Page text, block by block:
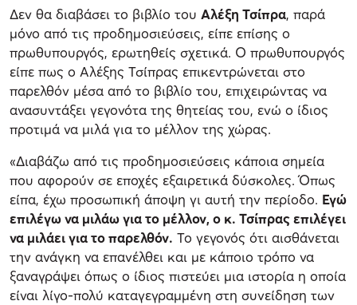
Δεν θα διαβάσει το βιβλίο του Αλέξη Τσίπρα, παρά
μόνο από τις προδημοσιεύσεις, είπε επίσης ο
πρωθυπουργός, ερωτηθείς σχετικά. Ο πρωθυπουργός
είπε πως ο Αλέξης Τσίπρας επικεντρώνεται στο
παρελθόν μέσα από το βιβλίο του, επιχειρώντας να
ανασυντάξει γεγονότα της θητείας του, ενώ ο ίδιος
προτιμά να μιλά για το μέλλον της χώρας.
«Διαβάζω από τις προδημοσιεύσεις κάποια σημεία
που αφορούν σε εποχές εξαιρετικά δύσκολες. Όπως
είπα, έχω προσωπική άποψη γι αυτή την περίοδο. Εγώ
επιλέγω να μιλάω για το μέλλον, ο κ. Τσίπρας επιλέγει
να μιλάει για το παρελθόν. Το γεγονός ότι αισθάνεται
την ανάγκη να επανέλθει και με κάποιο τρόπο να
ξαναγράψει όπως ο ίδιος πιστεύει μια ιστορία η οποία
είναι λίγο-πολύ καταγεγραμμένη στη συνείδηση των